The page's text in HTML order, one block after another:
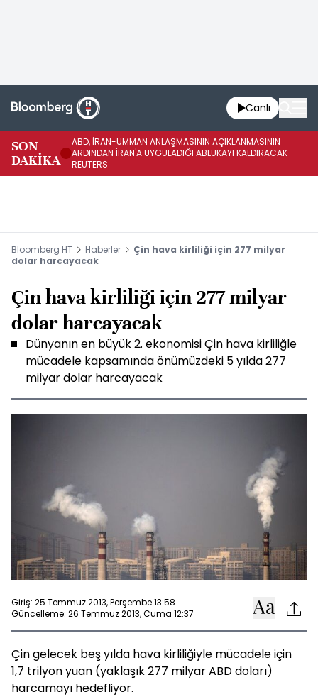
Canlı
SON
DAKİKA
ABD, İRAN-UMMAN ANLAŞMASININ AÇIKLANMASININ
ARDINDAN İRAN'A UYGULADIĞI ABLUKAYI KALDIRACAK -
REUTERS
Bloomberg HT Haberler
Çin hava kirliliği için 277 milyar
dolar harcayacak
Çin hava kirliliği için 277 milyar
dolar harcayacak
Dünyanın en büyük 2. ekonomisi Çin hava kirliliğle
mücadele kapsamında önümüzdeki 5 yılda 277
milyar dolar harcayacak
Giriş: 25 Temmuz 2013, Perşembe 13:58
Güncelleme: 26 Temmuz 2013, Cuma 12:37
Çin gelecek beş yılda hava kirliliğiyle mücadele için
1,7 trilyon yuan (yaklaşık 277 milyar ABD doları)
harcamayı hedefliyor.